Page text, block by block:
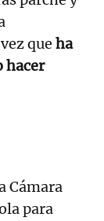
que ha
hacer
Cámara
para